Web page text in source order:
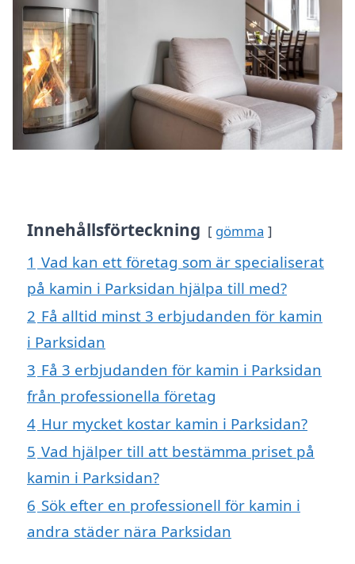
Innehållsförteckning gömma
1 Vad kan ett företag som är specialiserat
på kamin i Parksidan hjälpa till med?
2 Få alltid minst 3 erbjudanden för kamin
i Parksidan
3 Få 3 erbjudanden för kamin i Parksidan
från professionella företag
4 Hur mycket kostar kamin i Parksidan?
5 Vad hjälper till att bestämma priset på
kamin i Parksidan?
6 Sök efter en professionell för kamin i
andra städer nära Parksidan